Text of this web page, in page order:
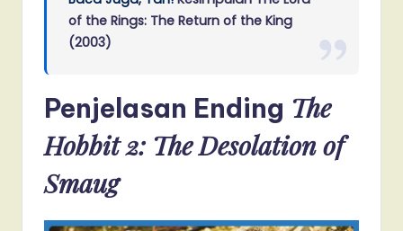
of the Rings: The Return of the King
(2003)
Penjelasan Ending The
Hobbit 2: The Desolation of
Smaug